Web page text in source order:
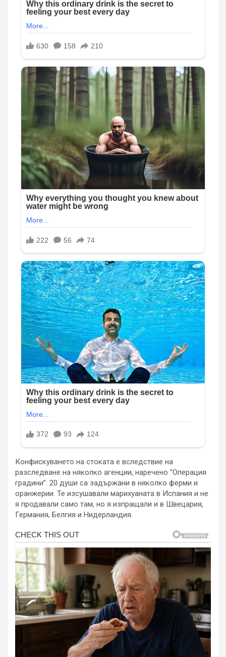
Конфискуването на стоката е вследствие на
разследване на няколко агенции, наречено “Операция
градини”. 20 души са задържани в няколко ферми и
оранжерии. Те изсушавали марихуаната в Испания и не
я продавали само там, но я изпращали и в Швецария,
Германия, Белгия и Нидерландия.